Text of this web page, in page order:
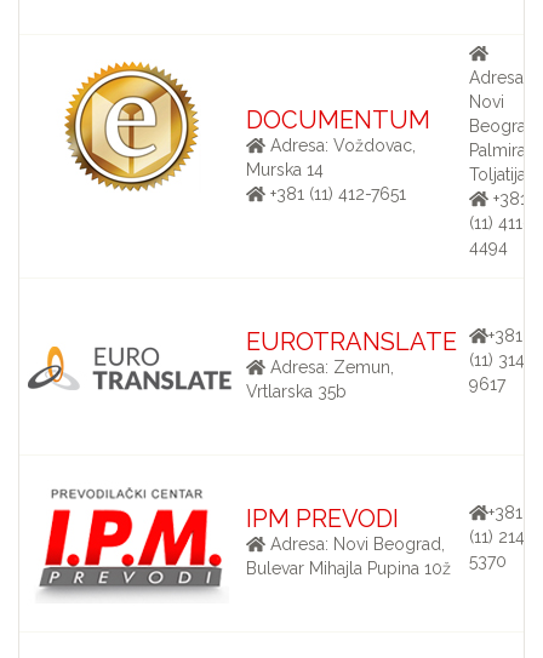
DOCUMENTUM
Adresa: Voždovac,
Murska 14
+381 (11) 412-7651
Adresa:
Novi
Beograd,
Palmira
Toljatija 5
+381
(11) 411-
4494
EUROTRANSLATE
Adresa: Zemun,
Vrtlarska 35b
+381
(11) 314-
9617
IPM PREVODI
Adresa: Novi Beograd,
Bulevar Mihajla Pupina 10ž
+381
(11) 214-
5370